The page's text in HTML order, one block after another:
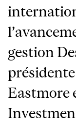
gestion
Eastmore